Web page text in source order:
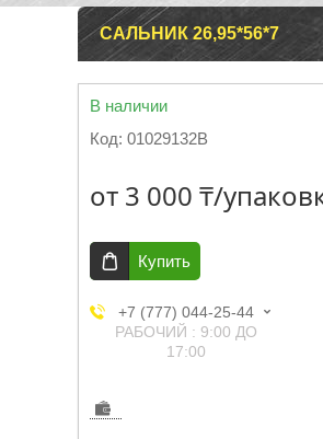
САЛЬНИК 26,95*56*7
В наличии
Код: 01029132B
от 3 000 ₸/
Купить
+7 (777) 044-25-44
РАБОЧИЙ : 9:00 ДО
17:00